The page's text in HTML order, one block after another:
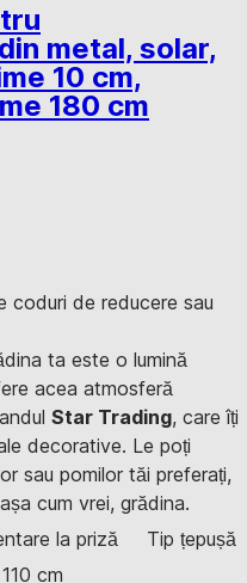
metal, solar,
10 cm,
180 cm
coduri de reducere sau
ta este o lumină
acea atmosferă
Star Trading, care îți
decorative. Le poți
sau pomilor tăi preferați,
cum vrei, grădina.
la priză
Tip țepușă
cm